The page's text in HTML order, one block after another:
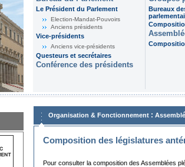
Le Président du Parlement
Election-Mandat-Pouvoirs
Anciens présidents
Vice-présidents
Anciens vice-présidents
Questeurs et secrétaires
Conférence des présidents
Bureaux
Organisation & Fonctionnement :
Composition des législatures
Pour consulter la composition des Assemblées